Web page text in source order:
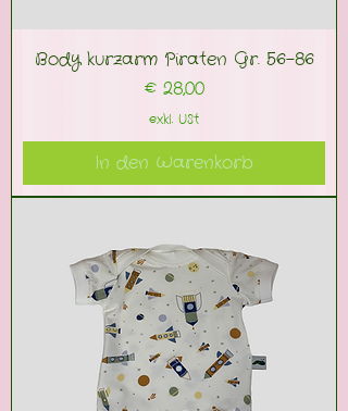
Body kurzarm Piraten Gr. 56-86
Preis
€ 28,00
exkl. USt
In den Warenkorb